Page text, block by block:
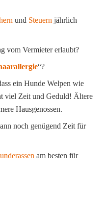
und Steuern jährlich
vom Vermieter erlaubt?
“?
ein Hunde Welpen wie
viel Zeit und Geduld! Ältere
Hausgenossen.
noch genügend Zeit für
am besten für